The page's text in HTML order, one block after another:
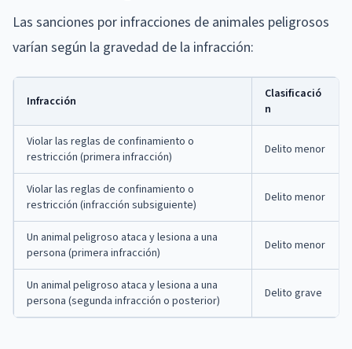
Las sanciones por infracciones de animales peligrosos
varían según la gravedad de la infracción:
Infracción
Clasificació
n
Violar las reglas de confinamiento o
restricción (primera infracción)
Delito menor
Violar las reglas de confinamiento o
restricción (infracción subsiguiente)
Delito menor
Un animal peligroso ataca y lesiona a una
persona (primera infracción)
Delito menor
Un animal peligroso ataca y lesiona a una
persona (segunda infracción o posterior)
Delito grave